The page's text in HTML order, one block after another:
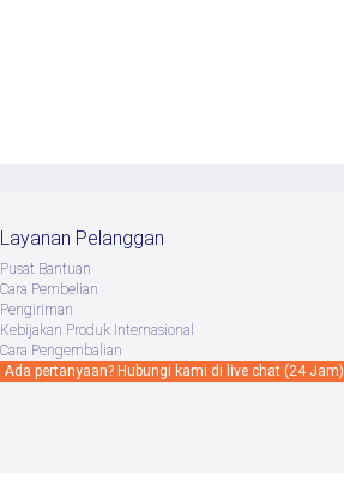
Layanan Pelanggan
Pusat Bantuan
Cara Pembelian
Pengiriman
Kebijakan Produk Internasional
Cara Pengembalian
Ada pertanyaan? Hubungi kami di live chat (24 Jam)